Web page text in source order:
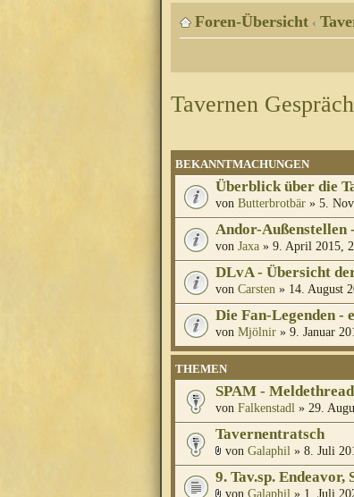
Foren-Übersicht ‹
Tavernen
BEKANNTMACHUNGEN
Überblick über die
von Butterbrotbär » 5.
Andor-Außenstellen
von Jaxa » 9. April 2015,
DLvA - Übersicht
von Carsten » 14. August
Die Fan-Legenden -
von Mjölnir » 9. Januar
THEMEN
SPAM - Meldethread
von Falkenstadl » 29.
Tavernentratsch
von Galaphil » 8. Juli
9. Tav.sp. Endeavor,
von Galaphil » 1. Juli